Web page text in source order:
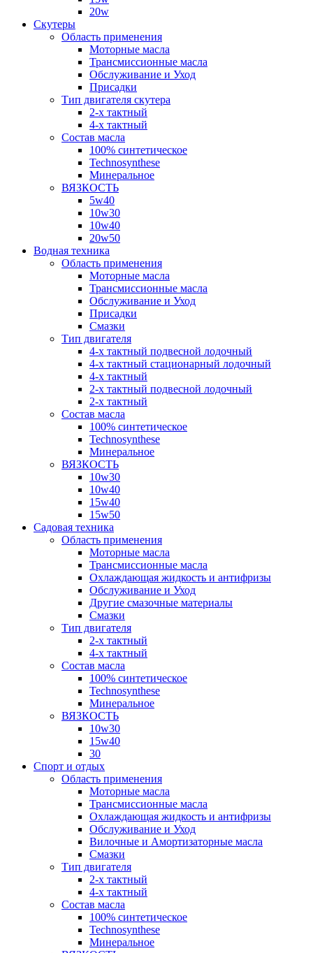
20w
Скутеры
Область применения
Моторные масла
Трансмиссионные масла
Обслуживание и Уход
Присадки
Тип двигателя скутера
2-х тактный
4-х тактный
Состав масла
100% синтетическое
Technosynthese
Минеральное
ВЯЗКОСТЬ
5w40
10w30
10w40
20w50
Водная техника
Область применения
Моторные масла
Трансмиссионные масла
Обслуживание и Уход
Присадки
Смазки
Тип двигателя
4-х тактный подвесной лодочный
4-х тактный стационарный лодочный
4-х тактный
2-х тактный подвесной лодочный
2-х тактный
Состав масла
100% синтетическое
Technosynthese
Минеральное
ВЯЗКОСТЬ
10w30
10w40
15w40
15w50
Садовая техника
Область применения
Моторные масла
Трансмиссионные масла
Охлаждающая жидкость и антифризы
Обслуживание и Уход
Другие смазочные материалы
Смазки
Тип двигателя
2-х тактный
4-х тактный
Состав масла
100% синтетическое
Technosynthese
Минеральное
ВЯЗКОСТЬ
10w30
15w40
30
Спорт и отдых
Область применения
Моторные масла
Трансмиссионные масла
Охлаждающая жидкость и антифризы
Обслуживание и Уход
Вилочные и Амортизаторные масла
Смазки
Тип двигателя
2-х тактный
4-х тактный
Состав масла
100% синтетическое
Technosynthese
Минеральное